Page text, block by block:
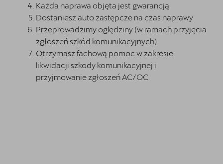
Każda naprawa objęta jest gwarancją
Dostaniesz auto zastępcze na czas naprawy
Przeprowadzimy oględziny (w ramach przyjęcia
zgłoszeń szkód komunikacyjnych)
Otrzymasz fachową pomoc w zakresie
likwidacji szkody komunikacyjnej i
przyjmowanie zgłoszeń AC/OC